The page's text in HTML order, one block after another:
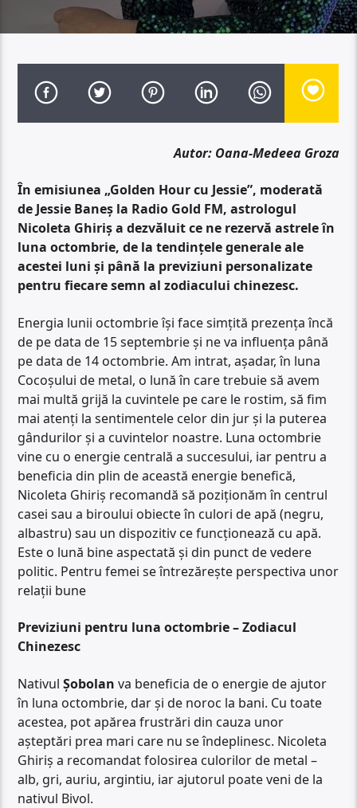
Autor: Oana-Medeea Groza
În emisiunea „Golden Hour cu Jessie”, moderată
de Jessie Baneș la Radio Gold FM, astrologul
Nicoleta Ghiriș a dezvăluit ce ne rezervă astrele în
luna octombrie, de la tendințele generale ale
acestei luni și până la previziuni personalizate
pentru fiecare semn al zodiacului chinezesc.
Energia lunii octombrie își face simțită prezența încă
de pe data de 15 septembrie și ne va influența până
pe data de 14 octombrie. Am intrat, așadar, în luna
Cocoșului de metal, o lună în care trebuie să avem
mai multă grijă la cuvintele pe care le rostim, să fim
mai atenți la sentimentele celor din jur și la puterea
gândurilor și a cuvintelor noastre. Luna octombrie
vine cu o energie centrală a succesului, iar pentru a
beneficia din plin de această energie benefică,
Nicoleta Ghiriș recomandă să poziționăm în centrul
casei sau a biroului obiecte în culori de apă (negru,
albastru) sau un dispozitiv ce funcționează cu apă.
Este o lună bine aspectată și din punct de vedere
politic. Pentru femei se întrezărește perspectiva unor
relații bune
Previziuni pentru luna octombrie – Zodiacul
Chinezesc
NativulȘobolan va beneficia de o energie de ajutor
în luna octombrie, dar și de noroc la bani. Cu toate
acestea, pot apărea frustrări din cauza unor
așteptări prea mari care nu se îndeplinesc. Nicoleta
Ghiriș a recomandat folosirea culorilor de metal –
alb, gri, auriu, argintiu, iar ajutorul poate veni de la
nativul Bivol.